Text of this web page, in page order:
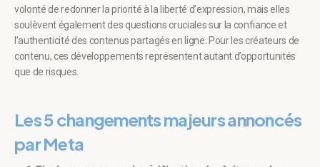
volonté de redonner la priorité à la liberté d’expression, mais elles
soulèvent également des questions cruciales sur la confiance et
l’authenticité des contenus partagés en ligne. Pour les créateurs de
contenu, ces développements représentent autant d’opportunités
que de risques.
Les5 changements majeurs annoncés
par Meta